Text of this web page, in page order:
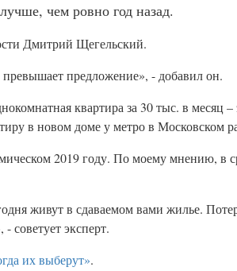
чем ровно год назад.
Дмитрий Щегельский.
превышает предложение», - добавил он.
квартира за 30 тыс. в месяц –
в новом доме у метро в Московском
2019 году. По моему мнению, в
живут в сдаваемом вами жилье.
советует эксперт.
их выберут».